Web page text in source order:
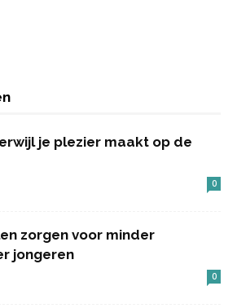
je plezier maakt op de
0
zorgen voor minder
jongeren
0